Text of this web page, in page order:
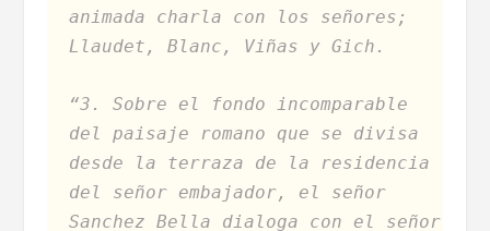
animada charla con los señores;
Llaudet, Blanc, Viñas y Gich.
“3. Sobre el fondo incomparable
del paisaje romano que se divisa
desde la terraza de la residencia
del señor embajador, el señor
Sanchez Bella dialoga con el señor